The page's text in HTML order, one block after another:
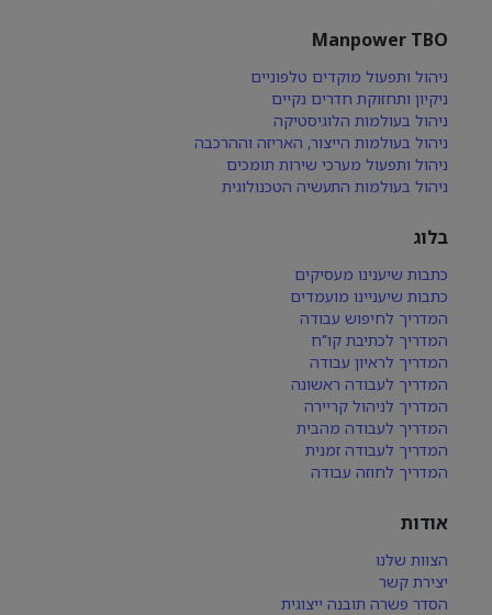
Manpower TBO
ניהול ותפעול מוקדים טלפוניים
ניקיון ותחזוקת חדרים נקיים
ניהול בעולמות הלוגיסטיקה
ניהול בעולמות הייצור, האריזה וההרכבה
ניהול ותפעול מערכי שירות תומכים
ניהול בעולמות התעשיה הטכנולוגית
בלוג
כתבות שיענינו מעסיקים
כתבות שיעניינו מועמדים
המדריך לחיפוש עבודה
המדריך לכתיבת קו"ח
המדריך לראיון עבודה
המדריך לעבודה ראשונה
המדריך לניהול קריירה
המדריך לעבודה מהבית
המדריך לעבודה זמנית
המדריך לחוזה עבודה
אודות
הצוות שלנו
יצירת קשר
הסדר פשרה תובנה ייצוגית